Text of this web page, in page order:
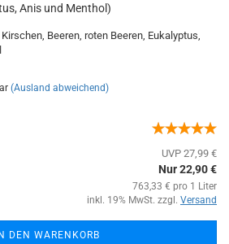
Anis und Menthol)
Beeren, roten Beeren, Eukalyptus,
(Ausland abweichend)
UVP 27,99 €
Nur 22,90 €
763,33 € pro 1 Liter
inkl. 19% MwSt. zzgl. Versand
IN DEN WARENKORB